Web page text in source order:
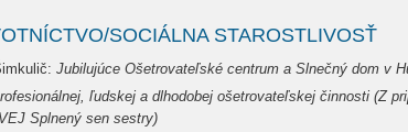
SOCIÁLNA STAROSTLIVOSŤ
Jubilujúce Ošetrovateľské centrum a Slnečný dom v
ľudskej a dlhodobej ošetrovateľskej činnosti (Z
Splnený sen sestry)